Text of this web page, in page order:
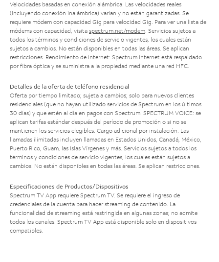
Velocidades basadas en conexión alámbrica. Las velocidades reales
(incluyendo conexión inalámbrica) varían y no están garantizadas. Se
requiere módem con capacidad Gig para velocidad Gig. Para ver una lista de
módems con capacidad, visita spectrum.net/modem. Servicios sujetos a
todos los términos y condiciones de servicio vigentes, los cuales están
sujetos a cambios. No están disponibles en todas las áreas. Se aplican
restricciones. Rendimiento de Internet: Spectrum Internet está respaldado
por fibra óptica y se suministra a la propiedad mediante una red HFC.
Detalles de la oferta de teléfono residencial
Oferta por tiempo limitado; sujeta a cambios; solo para nuevos clientes
residenciales (que no hayan utilizado servicios de Spectrum en los últimos
30 días) y que estén al día en pagos con Spectrum. SPECTRUM VOICE: se
aplican tarifas estándar después del período de promoción o si no se
mantienen los servicios elegibles. Cargo adicional por instalación. Las
llamadas ilimitadas incluyen llamadas en Estados Unidos, Canadá, México,
Puerto Rico, Guam, las Islas Vírgenes y más. Servicios sujetos a todos los
términos y condiciones de servicio vigentes, los cuales están sujetos a
cambios. No están disponibles en todas las áreas. Se aplican restricciones.
Especificaciones de Productos/Dispositivos
Spectrum TV App requiere Spectrum TV. Se requiere el ingreso de
credenciales de la cuenta para hacer streaming de contenido. La
funcionalidad de streaming está restringida en algunas zonas; no admite
todos los canales. Spectrum TV App está disponible solo en dispositivos
compatibles.